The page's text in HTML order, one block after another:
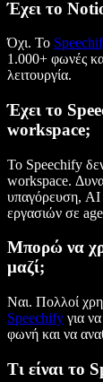
Έχει το
Όχι. Το
1.000+ φωνές
λειτουργία.
Έχει το
workspace;
Το Speechify
workspace.
υπαγόρευση, AI
εργασιών σε
Μπορώ να
μαζί;
Ναι. Πολλοί
Speechify για
φωνή και να
Τι είναι το